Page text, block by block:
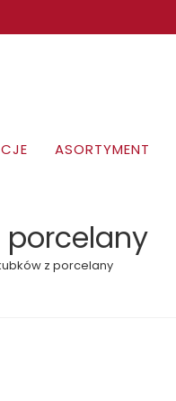
ASORTYMENT
porcelany
z porcelany